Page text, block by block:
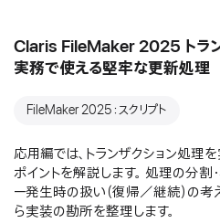
Claris FileMaker 2025 トラン
実務で使える堅牢な更新処理
FileMaker 2025：スクリプト
応用編では、トランザクション処理
ポイントを解説します。 処理の分割
ー発生時の扱い（復帰／継続）の
ら実装の勘所を整理します。